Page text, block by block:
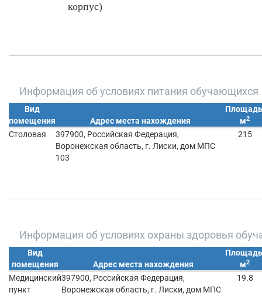
корпус)
Информация об условиях питания обучающихся
Вид
помещения
Адрес места нахождения
м2
Столовая
397900, Российская Федерация,
Воронежская область, г. Лиски, дом МПС
103
215
Информация об условиях охраны здоровья
Вид
помещения
Адрес места нахождения
м2
Медицинский
пункт
397900, Российская Федерация,
Воронежская область, г. Лиски, дом МПС
19.8